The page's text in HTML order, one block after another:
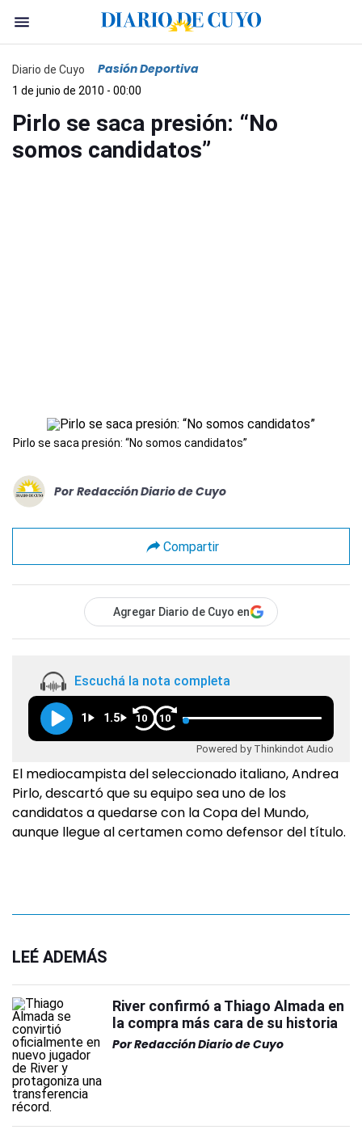
Diario de Cuyo Pasión Deportiva
1 de junio de 2010 - 00:00
Pirlo se saca presión: “No
somos candidatos”
Pirlo se saca presión: “No somos candidatos”
Por Redacción Diario de Cuyo
Compartir
Agregar Diario de Cuyo en
Escuchá la nota completa
1 1.5 10 10
Powered by Thinkindot Audio
El mediocampista del seleccionado italiano, Andrea
Pirlo, descartó que su equipo sea uno de los
candidatos a quedarse con la Copa del Mundo,
aunque llegue al certamen como defensor del título.
LEÉ ADEMÁS
River confirmó a Thiago Almada en
la compra más cara de su historia
PorRedacción Diario de Cuyo